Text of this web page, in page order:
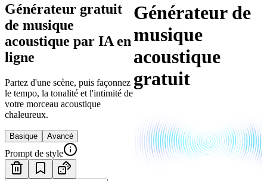
Générateur gratuit
de musique
acoustique par IA en
ligne
Partez d'une scène, puis façonnez
le tempo, la tonalité et l'intimité de
votre morceau acoustique
chaleureux.
Basique Avancé
Prompt de style
Générateur de
musique
acoustique
gratuit